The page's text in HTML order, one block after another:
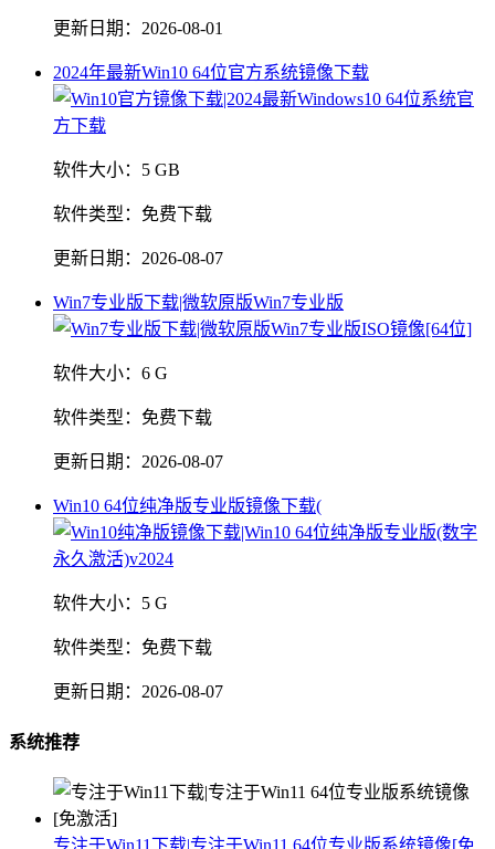
更新日期： 2026-08-01
2024年最新Win10 64位官方系统镜像下载
软件大小： 5 GB
软件类型： 免费下载
更新日期： 2026-08-07
Win7专业版下载|微软原版Win7专业版
软件大小： 6 G
软件类型： 免费下载
更新日期： 2026-08-07
Win10 64位纯净版专业版镜像下载(
软件大小： 5 G
软件类型： 免费下载
更新日期： 2026-08-07
系统推荐
专注于Win11下载|专注于Win11 64位专业版系统镜像[免